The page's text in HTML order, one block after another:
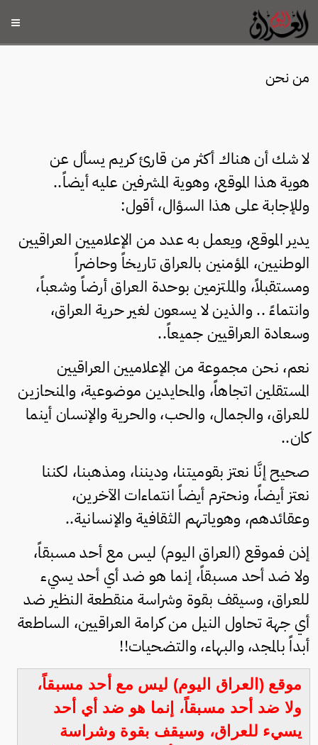
من نحن
لا شك أن هناك أكثر من قارئ كريم يسأل عن
هوية هذا الموقع، وهوية المشرفين عليه أيضاً..
وللإجابة على هذا السؤال، أقول:
يدير الموقع، ويعمل به عدد من الإعلاميين العراقيين
الوطنيين، المؤمنين بالعراق تاريخاً وحاضراً
ومستقبلاً، والملتزمين بوحدة العراق أرضاً وشعباً،
وانتماءً .. والذين لا يسعون لغير حرية العراق،
وسعادة العراقيين جميعاً..
نعم، نحن مجموعة من الإعلاميين العراقيين
المستقلين اتجاهاً، والمحايدين موضوعية، والمنحازين
للعراق، والجمال، والحب، والحرية والإنسان أينما
كان..
صحيح إنَّا نعتز بقوميتنا، وديننا، ومذهبنا، لكننا
نعتز أيضاً، ونحترم أيضاً انتماءات الآخرين،
وعقائدهم، وهوياتهم الثقافية والإنسانية..
إذن فموقع (العراق اليوم) ليس مع أحد مسبقاً،
ولا ضد أحد مسبقاً، إنما هو ضد أي أحد يسيء
للعراق، وسيقف بقوة وشراسة منقطعة النظير ضد
أي جهة تحاول النيل من كرامة العراقيين، الساطعة
أبداً بالمجد، والبهاء، والتضحيات!!
موقع (العراق اليوم) ليس مع أحد مسبقاً،
ولا ضد أحد مسبقاً، إنما هو ضد أي أحد
يسيء للعراق، وسيقف بقوة وشراسة